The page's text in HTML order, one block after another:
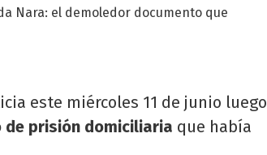
Nara: el demoledor documento que
este miércoles 11 de junio luego
de prisión domiciliaria que había